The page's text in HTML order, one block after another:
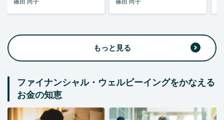
篠田 尚子 篠田 尚子
もっと見る
ファイナンシャル・ウェルビーイングをかなえる
お金の知恵